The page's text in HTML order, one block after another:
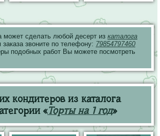
может сделать любой десерт из каталога
заказа звоните по телефону: 79854797460
подобных работ Вы можете посмотреть
кондитеров из каталога
«Торты на 1 год»